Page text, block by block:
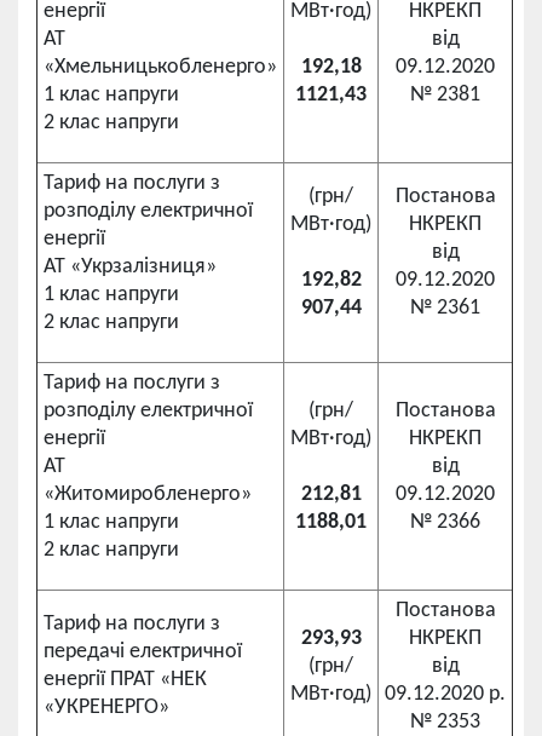
енергії
АТ
«Хмельницькобленерго»
1 клас напруги
2 клас напруги
МВт·год)
192,18
1121,43
НКРЕКП
від
09.12.2020
№ 2381
Тариф на послуги з
розподілу електричної
енергії
АТ «Укрзалізниця»
1 клас напруги
2 клас напруги
(грн/
МВт·год)
192,82
907,44
Постанова
НКРЕКП
від
09.12.2020
№ 2361
Тариф на послуги з
розподілу електричної
енергії
АТ
«Житомиробленерго»
1 клас напруги
2 клас напруги
(грн/
МВт·год)
212,81
1188,01
Постанова
НКРЕКП
від
09.12.2020
№ 2366
Тариф на послуги з
передачі електричної
енергії ПРАТ «НЕК
«УКРЕНЕРГО»
293,93
(грн/
МВт·год)
Постанова
НКРЕКП
від
09.12.2020 р.
№ 2353